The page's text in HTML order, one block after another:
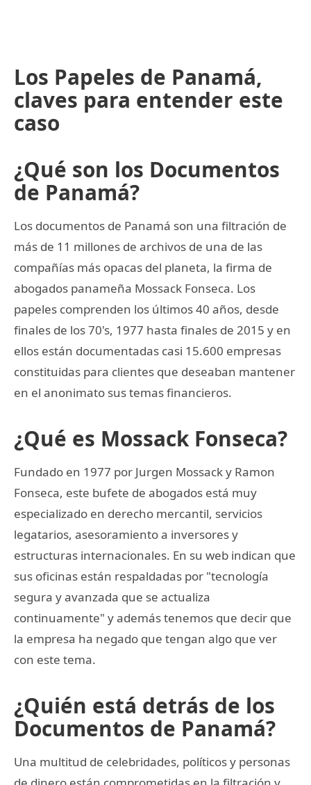
Los Papeles de Panamá,
claves para entender este
caso
¿Qué son los Documentos
de Panamá?
Los documentos de Panamá son una filtración de
más de 11 millones de archivos de una de las
compañías más opacas del planeta, la firma de
abogados panameña Mossack Fonseca. Los
papeles comprenden los últimos 40 años, desde
finales de los 70's, 1977 hasta finales de 2015 y en
ellos están documentadas casi 15.600 empresas
constituidas para clientes que deseaban mantener
en el anonimato sus temas financieros.
¿Qué es Mossack Fonseca?
Fundado en 1977 por Jurgen Mossack y Ramon
Fonseca, este bufete de abogados está muy
especializado en derecho mercantil, servicios
legatarios, asesoramiento a inversores y
estructuras internacionales. En su web indican que
sus oficinas están respaldadas por "tecnología
segura y avanzada que se actualiza
continuamente" y además tenemos que decir que
la empresa ha negado que tengan algo que ver
con este tema.
¿Quién está detrás de los
Documentos de Panamá?
Una multitud de celebridades, políticos y personas